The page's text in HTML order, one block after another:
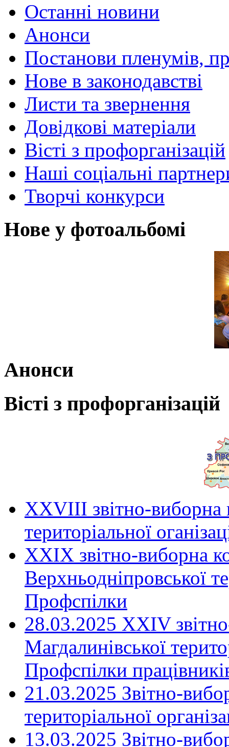
Останні новини
Анонси
Постанови пленумів,
Нове в законодавстві
Листи та звернення
Довідкові матеріали
Вісті з профорганізацій
Наші соціальні
Творчі конкурси
Нове у фотоальбомі
Анонси
Вісті з профорганізацій
ХХVIII звітно-виборна
територіальної
XXIX звітно-виборна
Верхньодніпровської
Профспілки
28.03.2025 ХХІV
Магдалинівської
Профспілки
21.03.2025 Звітно-
територіальної
13.03.2025 Звітно-